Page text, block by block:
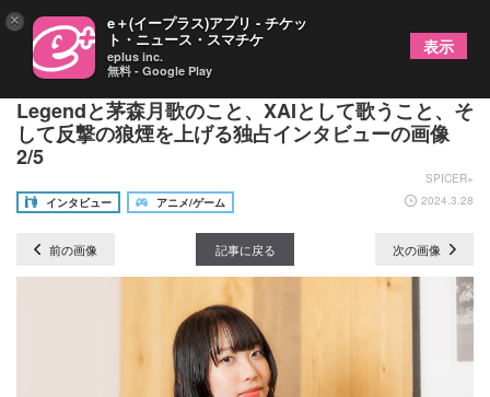
XAI、5年ぶりSPICEに登場。空白の時間、She is
Legendと茅森月歌のこと、XAIとして歌うこと、そ
して反撃の狼煙を上げる独占インタビューの画像
2/5
SPICER+
インタビュー
アニメ/ゲーム 2024.3.28
前の画像 記事に戻る 次の画像
× e＋(イープラス)アプリ - チケッ
ト・ニュース・スマチケ
eplus inc.
無料 - Google Play
表示